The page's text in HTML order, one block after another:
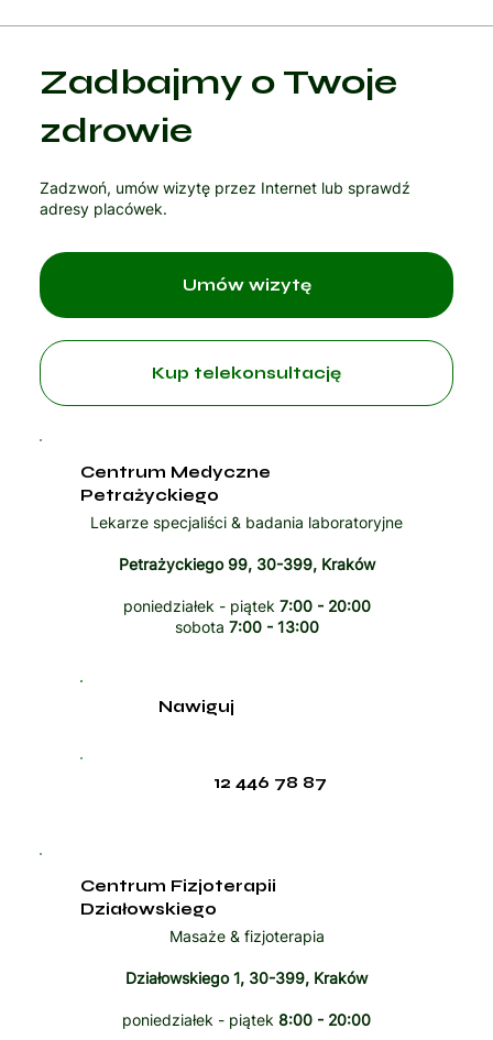
Zadbajmy o Twoje
zdrowie
Zadzwoń, umów wizytę przez Internet lub sprawdź
adresy placówek.
Kup telekonsultację
Centrum Medyczne
Petrażyckiego
Lekarze specjaliści & badania laboratoryjne
Petrażyckiego 99, 30-399, Kraków
poniedziałek - piątek 7:00 - 20:00
sobota 7:00 - 13:00
12 446 78 87
Nawiguj
Centrum Fizjoterapii
Działowskiego
Masaże & fizjoterapia
Działowskiego 1, 30-399, Kraków
poniedziałek - piątek 8:00 - 20:00
Umów wizytę